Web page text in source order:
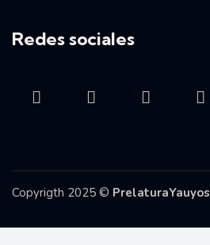
Redes sociales
Copyrigth 2025 © PrelaturaYauyos